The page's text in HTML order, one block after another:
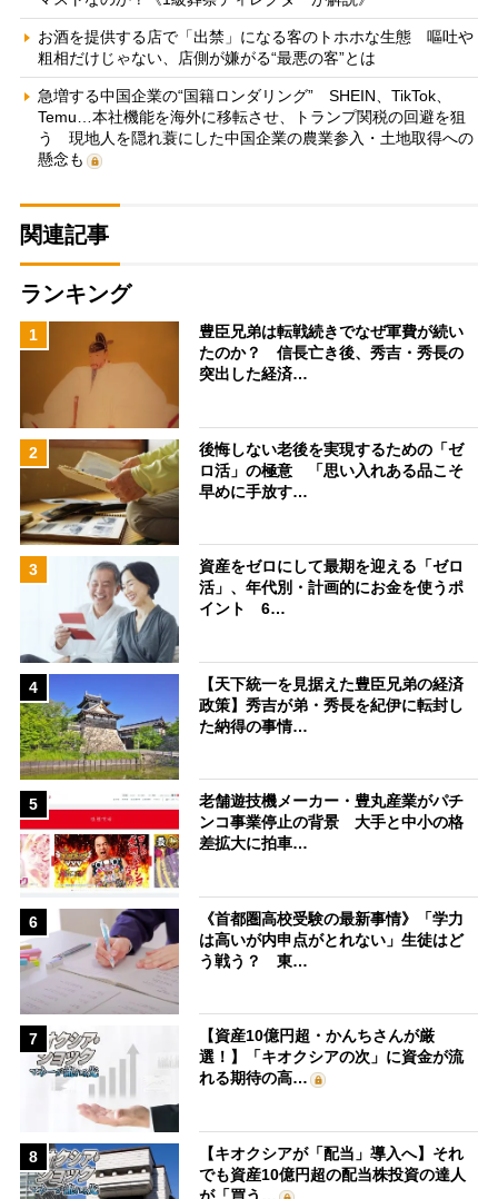
お酒を提供する店で「出禁」になる客のトホホな生態 嘔吐や
粗相だけじゃない、店側が嫌がる“最悪の客”とは
急増する中国企業の“国籍ロンダリング” SHEIN、TikTok、
Temu…本社機能を海外に移転させ、トランプ関税の回避を狙
う 現地人を隠れ蓑にした中国企業の農業参入・土地取得への
懸念も
関連記事
ランキング
1
豊臣兄弟は転戦続きでなぜ軍費が続い
たのか？ 信長亡き後、秀吉・秀長の
突出した経済…
2
後悔しない老後を実現するための「ゼ
ロ活」の極意 「思い入れある品こそ
早めに手放す…
3
資産をゼロにして最期を迎える「ゼロ
活」、年代別・計画的にお金を使うポ
イント 6…
4
【天下統一を見据えた豊臣兄弟の経済
政策】秀吉が弟・秀長を紀伊に転封し
た納得の事情…
5
老舗遊技機メーカー・豊丸産業がパチ
ンコ事業停止の背景 大手と中小の格
差拡大に拍車…
6
《首都圏高校受験の最新事情》「学力
は高いが内申点がとれない」生徒はど
う戦う？ 東…
7
【資産10億円超・かんちさんが厳
選！】「キオクシアの次」に資金が流
れる期待の高…
8
【キオクシアが「配当」導入へ】それ
でも資産10億円超の配当株投資の達人